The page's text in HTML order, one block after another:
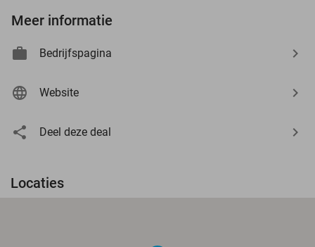
Meer informatie
Bedrijfspagina
Website
Deel deze deal
Locaties